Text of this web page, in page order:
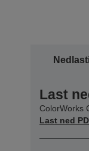
Last
ColorWorks
Last ned